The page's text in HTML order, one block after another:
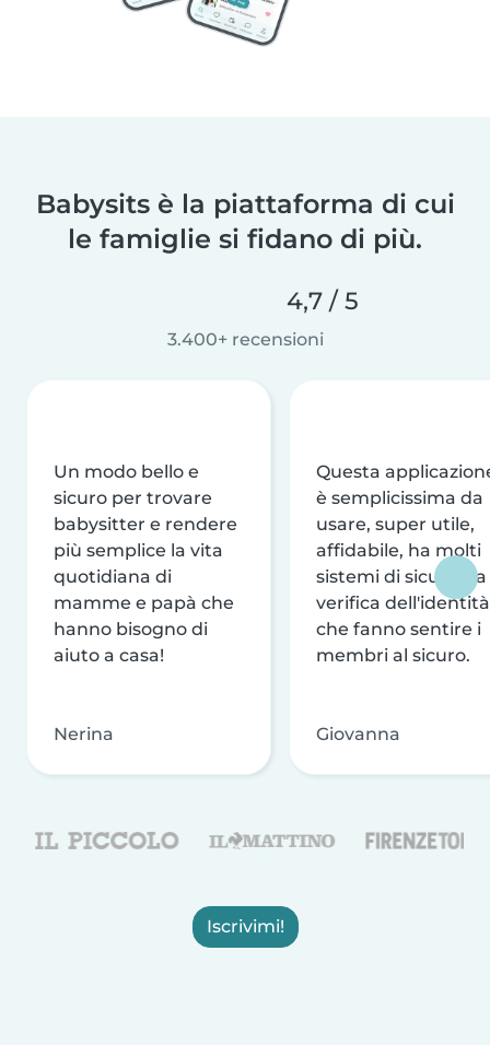
Babysits è la piattaforma di cui
le famiglie si fidano di più.
4,7 / 5
3.400+ recensioni
Un modo bello e
sicuro per trovare
babysitter e rendere
più semplice la vita
quotidiana di
mamme e papà che
hanno bisogno di
aiuto a casa!
Nerina
Questa
è semplicissima da
usare, super utile,
affidabile, ha molti
sistemi di sicurezza
verifica dell'identità
che fanno sentire i
membri al sicuro.
Giovanna
Iscrivimi!